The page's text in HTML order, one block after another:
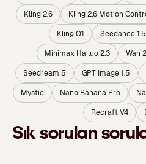
Kling 2.6
Kling 2.6 Motion
Kling O1
Seedance
Minimax Hailuo 2.3
Wan
Seedream 5
GPT Image 1.5
Mystic
Nano Banana Pro
Recraft V4
Sık sorulan